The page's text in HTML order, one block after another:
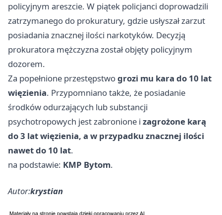
policyjnym areszcie. W piątek policjanci doprowadzili
zatrzymanego do prokuratury, gdzie usłyszał zarzut
posiadania znacznej ilości narkotyków. Decyzją
prokuratora mężczyzna został objęty policyjnym
dozorem.
Za popełnione przestępstwogrozi mu kara do 10 lat
więzienia. Przypomniano także, że posiadanie
środków odurzających lub substancji
psychotropowych jest zabronione i zagrożone karą
do 3 lat więzienia, a w przypadku znacznej ilości
nawet do 10 lat.
na podstawie: KMP Bytom.
Autor:krystian